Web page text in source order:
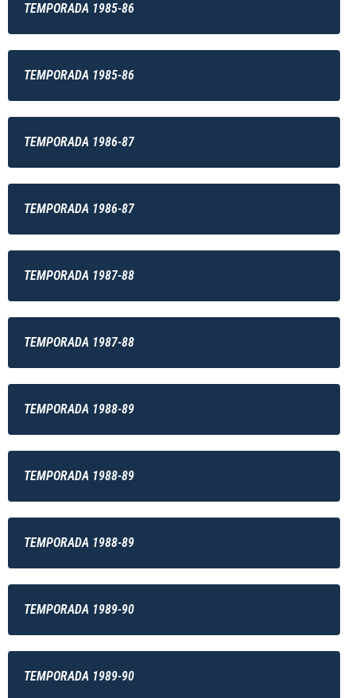
TEMPORADA 1985-86
TEMPORADA 1985-86
TEMPORADA 1986-87
TEMPORADA 1986-87
TEMPORADA 1987-88
TEMPORADA 1987-88
TEMPORADA 1988-89
TEMPORADA 1988-89
TEMPORADA 1988-89
TEMPORADA 1989-90
TEMPORADA 1989-90